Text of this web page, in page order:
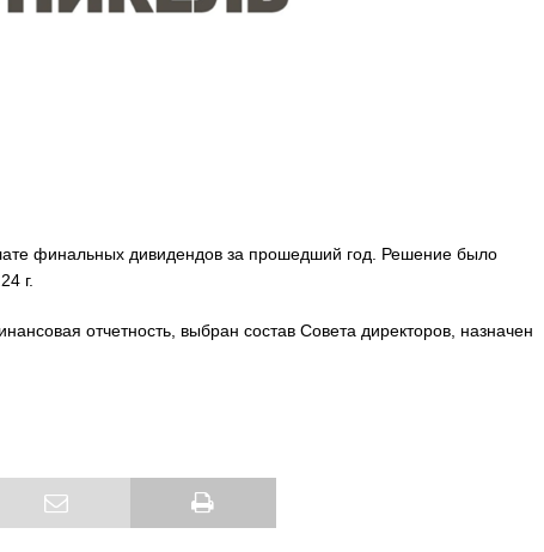
финальных дивидендов за прошедший год. Решение было
г.
отчетность, выбран состав Совета директоров, назначен